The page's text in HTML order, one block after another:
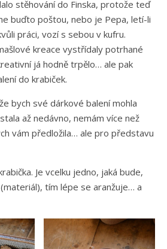
stěhování do Finska, protože teď
buďto poštou, nebo je Pepa, letí-li
práci, vozí s sebou v kufru.
kreace vystřídaly potrhané
já hodně trpělo… ale pak
do krabiček.
bych své dárkové balení mohla
až nedávno, nemám více než
vám předložila… ale pro představu
Je vcelku jedno, jaká bude,
tím lépe se aranžuje… a